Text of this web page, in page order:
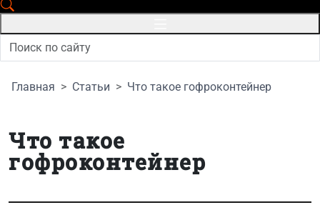
Главная Статьи Что такое гофроконтейнер
Что такое
гофроконтейнер